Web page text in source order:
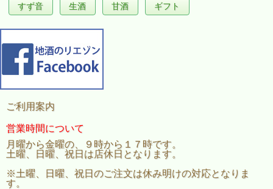
柔らかで洗練された甘さと、お米由来の旨味。
心地よい余韻が飲み手を和ませます。
■日本酒度：-5 ～ -3
【受賞歴】
・IWC 2021「本醸造酒の部」ブロンズ
・IWC 2017「本醸造酒の部」最高賞トロフィー＆グレートバリューサケ
・スローフードジャパン燗酒コンテスト 2015「お値打ち熱燗部門」金賞
・ 一ノ蔵 無鑑査本醸造 辛口
すず音 生酒 甘酒 ギフト
ご利用案内
営業時間について
月曜から金曜の、９時から１７時です。
土曜、日曜、祝日は店休日となります。
※土曜、日曜、祝日のご注文は休み明けの対応となりま
す。